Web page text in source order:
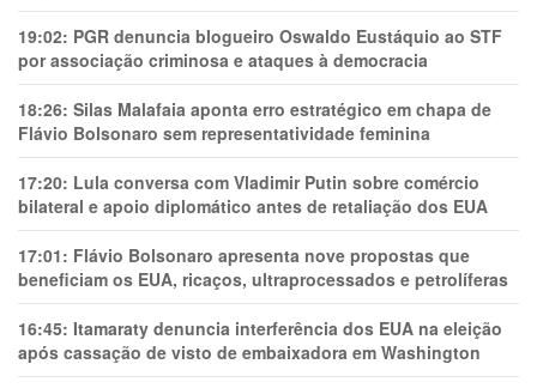
19:02: PGR denuncia blogueiro Oswaldo Eustáquio ao STF
por associação criminosa e ataques à democracia
18:26: Silas Malafaia aponta erro estratégico em chapa de
Flávio Bolsonaro sem representatividade feminina
17:20: Lula conversa com Vladimir Putin sobre comércio
bilateral e apoio diplomático antes de retaliação dos EUA
17:01: Flávio Bolsonaro apresenta nove propostas que
beneficiam os EUA, ricaços, ultraprocessados e petrolíferas
16:45: Itamaraty denuncia interferência dos EUA na eleição
após cassação de visto de embaixadora em Washington